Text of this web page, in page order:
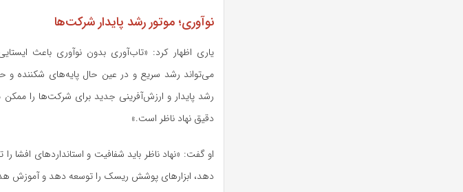
نوآوری؛ موتور رشد پایدار شرکت‌ها
یاری اظهار کرد: «تاب‌آوری بدون نوآوری باعث
می‌تواند رشد سریع و در عین حال پایه‌های شکننده و
رشد پایدار و ارزش‌آفرینی جدید برای شرکت‌ها را
دقیق نهاد ناظر است.»
او گفت: «نهاد ناظر باید شفافیت و استاندارد‌های افشا
دهد، ابزار‌های پوشش ریسک را توسعه دهد و آموزش